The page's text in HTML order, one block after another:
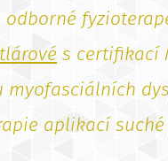
odborné
s certifikací
myofasciálních
aplikací suché